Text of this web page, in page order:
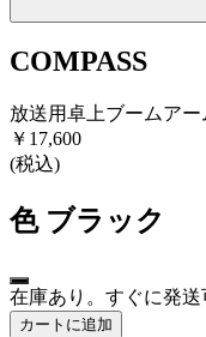
COMPASS
放送用卓上ブームアー
￥17,600
(税込)
色 ブラック
在庫あり。すぐに発送
カートに追加